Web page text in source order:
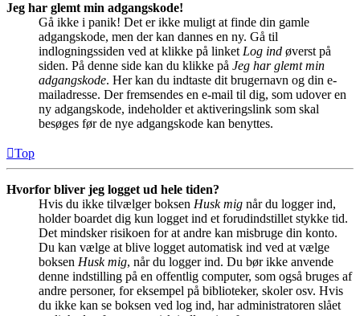
Jeg har glemt min adgangskode!
Gå ikke i panik! Det er ikke muligt at finde din gamle
adgangskode, men der kan dannes en ny. Gå til
indlogningssiden ved at klikke på linket Log ind øverst på
siden. På denne side kan du klikke på Jeg har glemt min
adgangskode. Her kan du indtaste dit brugernavn og din e-
mailadresse. Der fremsendes en e-mail til dig, som udover en
ny adgangskode, indeholder et aktiveringslink som skal
besøges før de nye adgangskode kan benyttes.
Top
Hvorfor bliver jeg logget ud hele tiden?
Hvis du ikke tilvælger boksen Husk mig når du logger ind,
holder boardet dig kun logget ind et forudindstillet stykke tid.
Det mindsker risikoen for at andre kan misbruge din konto.
Du kan vælge at blive logget automatisk ind ved at vælge
boksen Husk mig, når du logger ind. Du bør ikke anvende
denne indstilling på en offentlig computer, som også bruges af
andre personer, for eksempel på biblioteker, skoler osv. Hvis
du ikke kan se boksen ved log ind, har administratoren slået